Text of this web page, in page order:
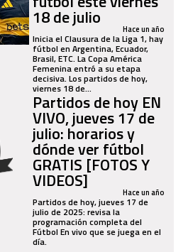
18 de julio Hace un año
Inicia el Clausura de la Liga 1, hay
fútbol en Argentina, Ecuador,
Brasil, ETC. La Copa América
Femenina entró a su etapa
decisiva. Los partidos de hoy,
viernes 18 de...
Partidos de hoy EN
VIVO, jueves 17 de
julio: horarios y
dónde ver fútbol
GRATIS [FOTOS Y
VIDEOS] Hace un año
Partidos de hoy, jueves 17 de
julio de 2025: revisa la
programación completa del
Fútbol En vivo que se juega en el
día.